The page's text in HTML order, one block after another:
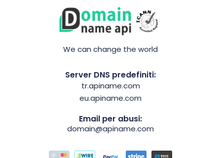
We can change the world
Server DNS predefiniti:
tr.apiname.com
eu.apiname.com
Email per abusi:
domain@apiname.com